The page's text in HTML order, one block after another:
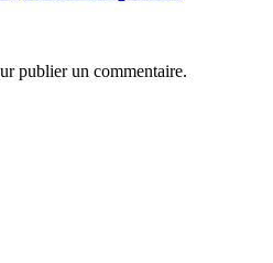
publier un commentaire.